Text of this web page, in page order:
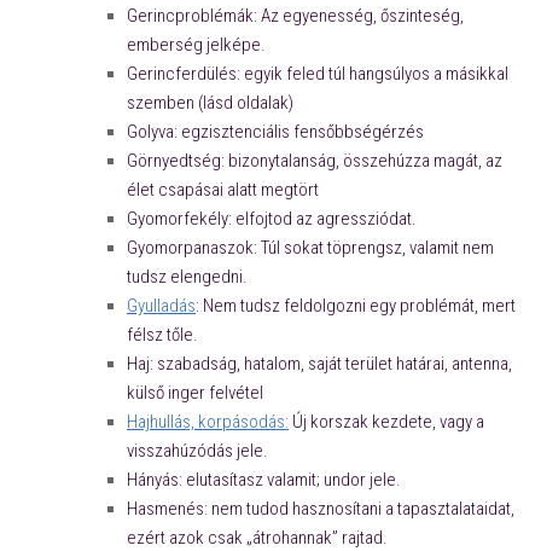
Gerincproblémák: Az egyenesség, őszinteség,
emberség jelképe.
Gerincferdülés: egyik feled túl hangsúlyos a másikkal
szemben (lásd oldalak)
Golyva: egzisztenciális fensőbbségérzés
Görnyedtség: bizonytalanság, összehúzza magát, az
élet csapásai alatt megtört
Gyomorfekély: elfojtod az agressziódat.
Gyomorpanaszok: Túl sokat töprengsz, valamit nem
tudsz elengedni.
Gyulladás: Nem tudsz feldolgozni egy problémát, mert
félsz tőle.
Haj: szabadság, hatalom, saját terület határai, antenna,
külső inger felvétel
Hajhullás, korpásodás: Új korszak kezdete, vagy a
visszahúzódás jele.
Hányás: elutasítasz valamit; undor jele.
Hasmenés: nem tudod hasznosítani a tapasztalataidat,
ezért azok csak „átrohannak” rajtad.